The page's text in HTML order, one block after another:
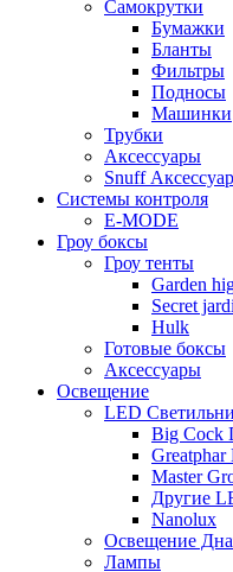
Самокрутки
Бумажки
Бланты
Фильтры
Подносы
Машинки
Трубки
Аксессуары
Snuff
Системы контроля
E-MODE
Гроу боксы
Гроу тенты
Garden
Secret
Hulk
Готовые боксы
Аксессуары
Освещение
LED
Big Cock
Master
Другие
Nanolux
Освещение
Лампы